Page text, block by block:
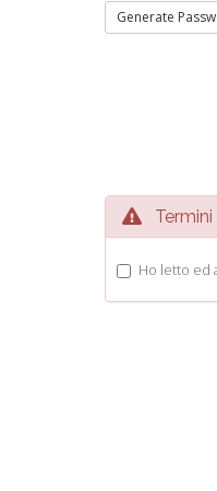
Generate
Termini
Ho letto ed